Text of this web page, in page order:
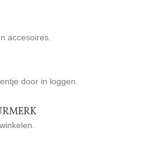
accesoires.
door in loggen.